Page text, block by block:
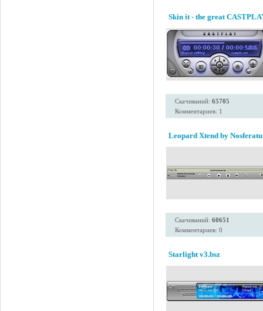
Skin it - the great
Скачиваний: 65705
Комментариев: 1
Leopard Xtend by
Скачиваний: 60651
Комментариев: 0
Starlight v3.bsz